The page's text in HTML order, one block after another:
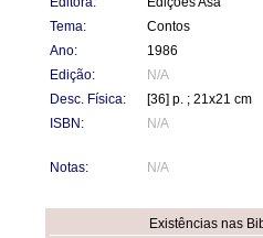
Tema:
Contos
Ano:
1986
Edição:
N/A
Desc. Física:
[36] p. ; 21x21 cm
ISBN:
N/A
Notas: N/A
Existências nas